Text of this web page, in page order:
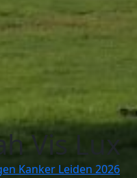
Vis Lux
Kanker Leiden 2026